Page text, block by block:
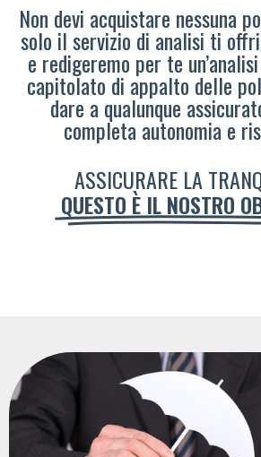
Non devi acquistare nessuna
solo il servizio di analisi ti
e redigeremo per te
capitolato di appalto delle
dare a qualunque
completa autonomia e
ASSICURARE LA
QUESTO È IL NOSTRO